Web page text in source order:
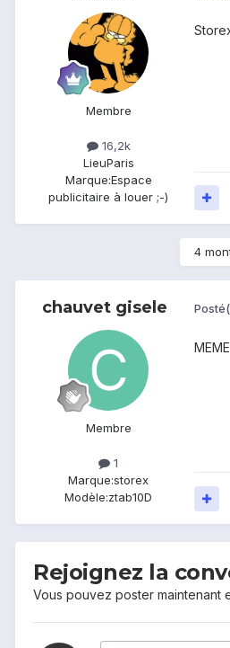
Membre
16,2k
LieuParis
Marque:Espace
publicitaire à louer ;-)
4
chauvet gisele
Membre
1
Marque:storex
Modèle:ztab10D
Rejoignez la
Vous pouvez poster maintenant